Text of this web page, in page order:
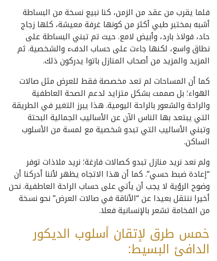
فلما يقرب من عقد من الزمن، كنا نبيع نسخة من البساطة
أشبه بمختبر طبي أكثر من كونها غرفة معيشة، كلها زجاج
حاد، فولاذ بارد، وأبيض لامع. حيث تم تبني البساطة على
نطاق واسع، لكنها جاءت على حساب الدفء والشخصية. ثم
المزيد والمزيد من أصحاب المنازل باتوا يدركون ذلك.
كما أن المساحات لم تعد مخصصة فقط للعرض مثل صالات
الهواء؛ بل صممت بشكل متزايد لدعم الصحة العاطفية
والراحة والشعور بالراحة اليومية. هذا يبرز التغير في الطريقة
التي يبتعد بها الناس الآن عن الأساليب الجمالية البحتة
وتبني الأساليب التي تبدو شخصية مع لمسة من الأسلوب
الساكن.
ولم نعد نريد منازل تبدو كصالات فارغة؛ نريد ملاذات توفر
“إعادة ضبط حسي”. كما أن هذا الاتجاه يظهر لأننا أدركنا أن
وضوح الرؤية لا يجب أن يأتي على حساب الراحة العاطفية. نحن
أخيرا ننتقل بعيدا عن “الأناقة في صالات العرض” نحو نسخة
من الفخامة تشعر بالإنسانية فعلا.
خمس طرق لإتقان أسلوب الديكور
الدافئ البسيط: